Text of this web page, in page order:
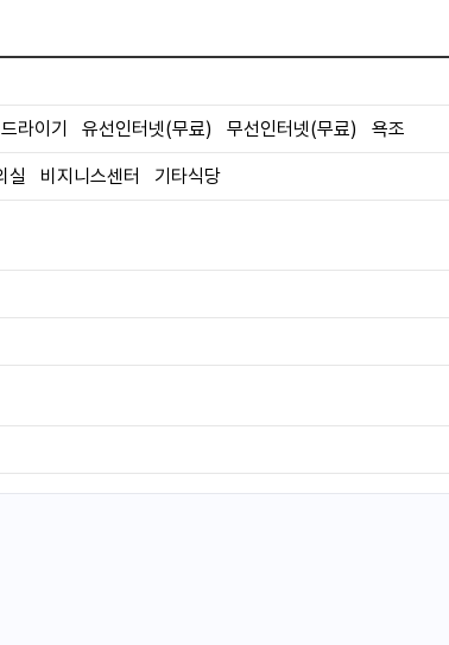
Pool View 발코니 금연
981,807원 지금예약하기
이기 유선인터넷(무료) 무선인터넷(무료) 욕조
비지니스센터 기타식당